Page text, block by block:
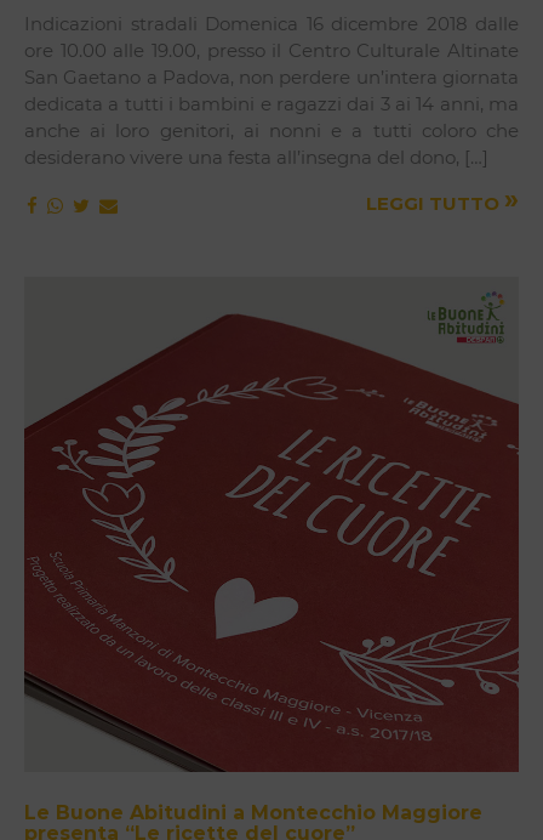
Indicazioni stradali Domenica 16 dicembre 2018 dalle
ore 10.00 alle 19.00, presso il Centro Culturale Altinate
San Gaetano a Padova, non perdere un’intera giornata
dedicata a tutti i bambini e ragazzi dai 3 ai 14 anni, ma
anche ai loro genitori, ai nonni e a tutti coloro che
desiderano vivere una festa all’insegna del dono, […]
LEGGI TUTTO »
Le Buone Abitudini a Montecchio Maggiore
presenta “Le ricette del cuore”